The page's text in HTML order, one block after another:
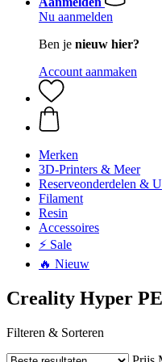
Nu aanmelden
Ben je nieuw hier?
Account aanmaken
Merken
3D-Printers & Meer
Reserveonderdelen &
Filament
Resin
Accessoires
⚡ Sale
🔥 Nieuw
Creality Hyper
Filteren & Sorteren